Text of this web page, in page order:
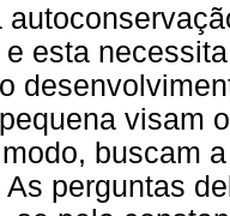
esta
visam
buscam
perguntas